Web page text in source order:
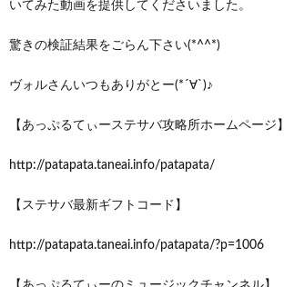
いてみた動画を提供してくださいました。
驚きの検証結果をごらん下さい(*^^*)
ヴォルさんいつもありがとー(*´∀`)♪
【あっぷるてぃーステサバ攻略所ホームページ】
http://patapata.taneai.info/patapata/
【ステサバ最新ギフトコード】
http://patapata.taneai.info/patapata/?p=1006